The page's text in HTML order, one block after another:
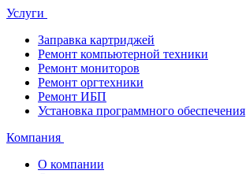
Услуги
Заправка картриджей
Ремонт компьютерной техники
Ремонт мониторов
Ремонт оргтехники
Ремонт ИБП
Установка программного обеспечения
Компания
О компании